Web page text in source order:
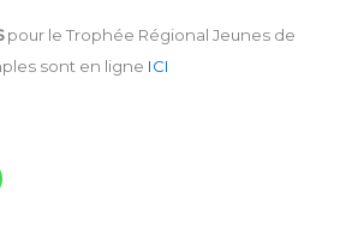
pour le Trophée Régional Jeunes de
sont en ligne ICI